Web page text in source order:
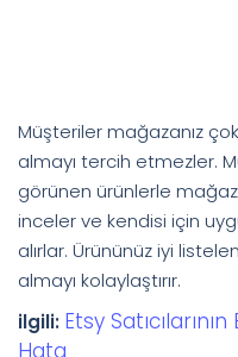
Müşteriler mağazanız
almayı tercih etmezler.
görünen ürünlerle
inceler ve kendisi için
alırlar. Ürününüz iyi
almayı kolaylaştırır.
ilgili: Etsy
Hata